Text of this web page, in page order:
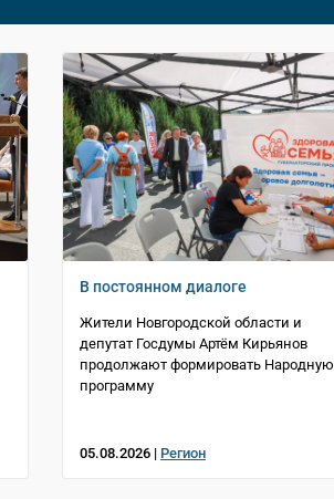
В постоянном диалоге
Жители Новгородской области и
депутат Госдумы Артём Кирьянов
продолжают формировать Народную
программу
05.08.2026 | Регион